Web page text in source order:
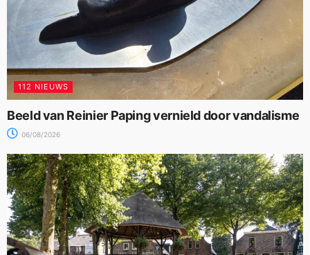
112 NIEUWS
Beeld van Reinier Paping vernield door vandalisme
06/08/2026